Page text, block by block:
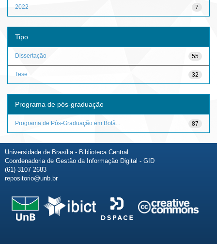
7
2022
Tipo
55
Dissertação
32
Tese
Programa de pós-graduação
87
Programa de Pós-Graduação em Botâ...
Universidade de Brasília - Biblioteca Central
Coordenadoria de Gestão da Informação Digital - GID
(61) 3107-2683
repositorio@unb.br